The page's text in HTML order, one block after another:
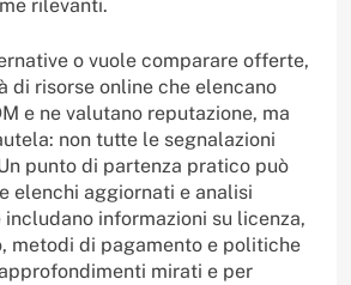
rilevanti.
o vuole comparare offerte,
di risorse online che elencano
e ne valutano reputazione, ma
non tutte le segnalazioni
punto di partenza pratico può
elenchi aggiornati e analisi
informazioni su licenza,
metodi di pagamento e politiche
mirati e per